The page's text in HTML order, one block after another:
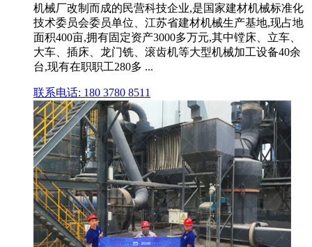
机械厂改制而成的民营科技企业,是国家建材机械标准化
技术委员会委员单位、江苏省建材机械生产基地,现占地
面积400亩,拥有固定资产3000多万元,其中镗床、立车、
大车、插床、龙门铣、滚齿机等大型机械加工设备40余
台,现有在职职工280多 ...
联系电话: 180 3780 8511